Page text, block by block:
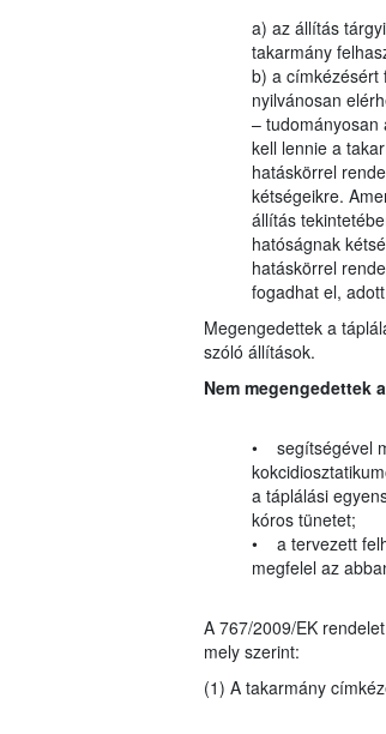
a) az állítás
takarmány
b) a címkézésért
nyilvánosan
– tudományosan
kell lennie a
hatáskörrel
kétségeikre.
állítás
hatóságnak
hatáskörrel
fogadhat el,
Megengedettek a
szóló állítások.
Nem megengedettek
• segítségével
a táplálási
kóros tünetet;
• a tervezett
megfelel az
A 767/2009/EK
mely szerint:
(1) A takarmány